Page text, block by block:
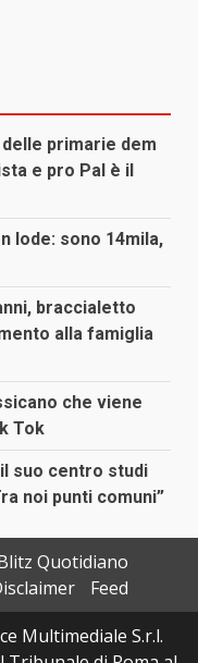
primarie dem
e pro Pal è il
lode: sono 14mila,
braccialetto
alla famiglia
che viene
Tok
suo centro studi
noi punti comuni”
Quotidiano
Feed
Multimediale S.r.l.